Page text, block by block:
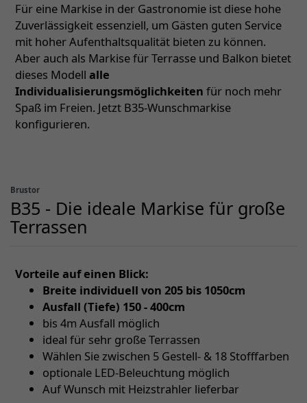
Für eine Markise in der Gastronomie ist diese hohe
Zuverlässigkeit essenziell, um Gästen guten Service
mit hoher Aufenthaltsqualität bieten zu können.
Aber auch als Markise für Terrasse und Balkon bietet
dieses Modell alle
Individualisierungsmöglichkeiten für noch mehr
Spaß im Freien. Jetzt B35-Wunschmarkise
konfigurieren.
Brustor
B35 - Die ideale Markise für große
Terrassen
Vorteile auf einen Blick:
Breite individuell von 205 bis 1050cm
Ausfall (Tiefe) 150 - 400cm
bis 4m Ausfall möglich
ideal für sehr große Terrassen
Wählen Sie zwischen 5 Gestell- & 18 Stofffarben
optionale LED-Beleuchtung möglich
Auf Wunsch mit Heizstrahler lieferbar